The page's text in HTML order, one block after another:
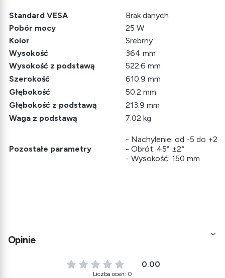
Standard VESA
Brak danych
Pobór mocy
25 W
Kolor
Srebrny
Wysokość
364 mm
Wysokość z podstawą
522.6 mm
Szerokość
610.9 mm
Głębokość
50.2 mm
Głębokość z podstawą
213.9 mm
Waga z podstawą
7.02 kg
Pozostałe parametry
- Nachylenie: od -5 do +20°
- Obrót: 45° ±2°
- Wysokość: 150 mm
Opinie
0.00
Liczba ocen: 0